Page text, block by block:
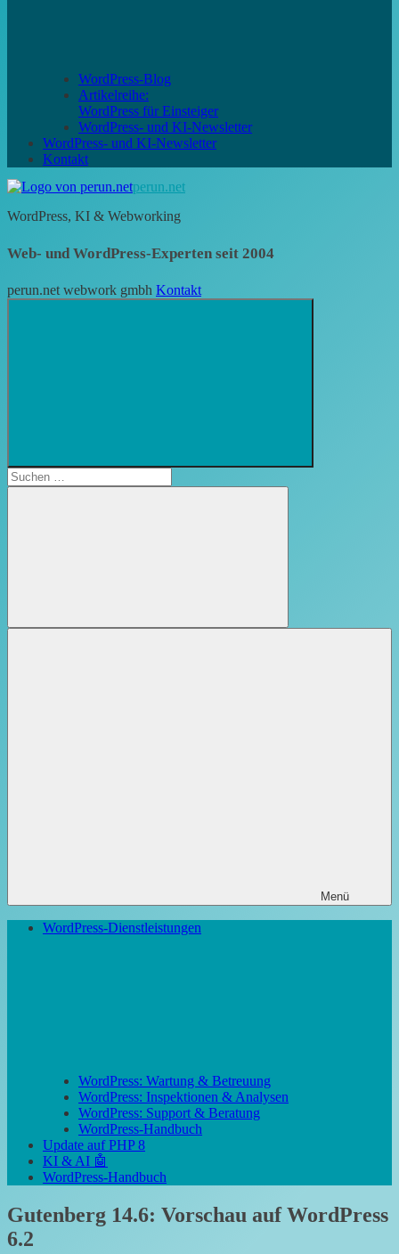
WordPress-Blog
Artikelreihe:
WordPress für Einsteiger
WordPress- und KI-Newsletter
WordPress- und KI-Newsletter
Kontakt
perun.net
WordPress, KI & Webworking
Web- und WordPress-Experten seit 2004
perun.net webwork gmbh Kontakt
öffnen
Suchen
nach:
Suchen
Menü
WordPress-Dienstleistungen
WordPress: Wartung & Betreuung
WordPress: Inspektionen & Analysen
WordPress: Support & Beratung
WordPress-Handbuch
Update auf PHP 8
KI & AI 🤖
WordPress-Handbuch
Gutenberg 14.6: Vorschau auf WordPress
6.2